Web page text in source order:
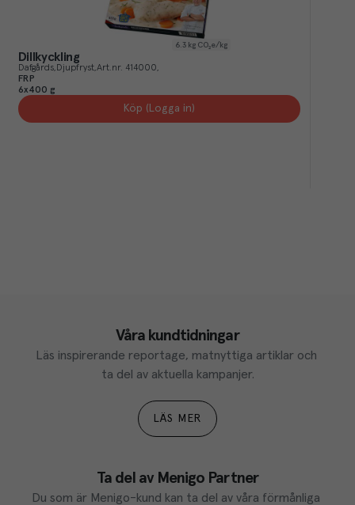
6.3 kg CO₂e/kg
Dillkyckling
Dafgårds Djupfryst Art.nr. 414000
FRP
6x400 g
Köp (Logga in)
Våra kundtidningar
Läs inspirerande reportage, matnyttiga artiklar och
ta del av aktuella kampanjer.
LÄS MER
Ta del av Menigo Partner
Du som är Menigo-kund kan ta del av våra förmånliga